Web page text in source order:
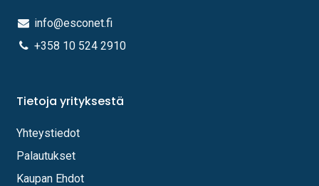
info@esconet.fi
+358 10 524 2910
Tietoja yrityksestä
Yhteystiedot
Palautukset
Kaupan Ehdot